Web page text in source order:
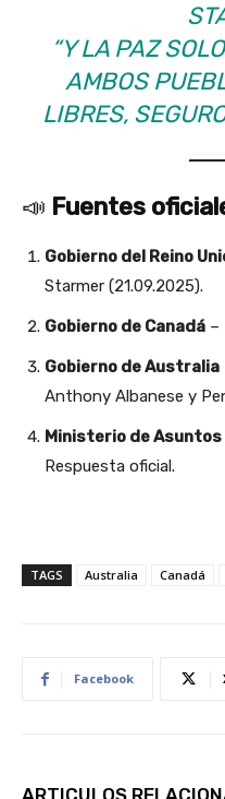
“Y LA PAZ
AMBOS
LIBRES,
📣 Fuentes
Gobierno del Reino
Starmer (21.09.2025).
Gobierno de Canadá –
Gobierno de Australia
Anthony Albanese y
Ministerio de
Respuesta oficial.
TAGS Australia Canadá
Facebook